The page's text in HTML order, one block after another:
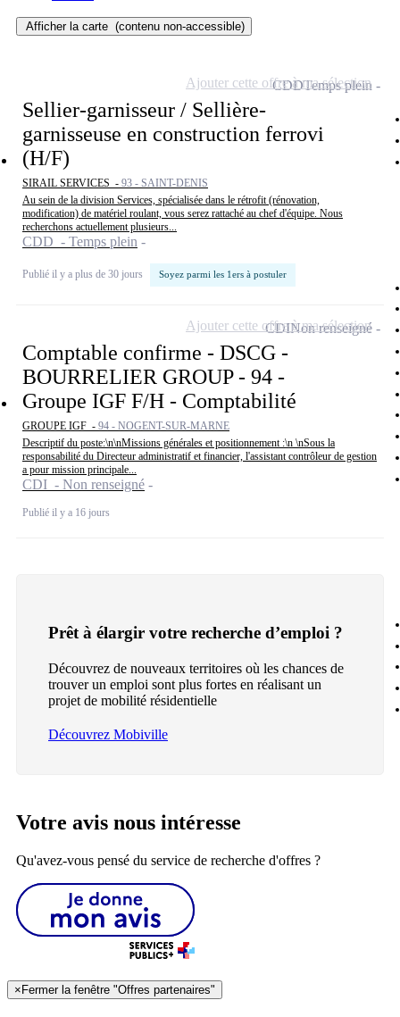
Afficher la carte (contenu non-accessible)
Sellier-garnisseur / Sellière-
garnisseuse en construction ferrovi
(H/F)
SIRAIL SERVICES - 93 - SAINT-DENIS
Au sein de la division Services, spécialisée dans le rétrofit (rénovation,
modification) de matériel roulant, vous serez rattaché au chef d'équipe. Nous
recherchons actuellement plusieurs...
CDD - Temps plein
Publié il y a plus de 30 jours Soyez parmi les 1ers à postuler
CDDTemps plein
Ajouter cette offre à ma sélection
Comptable confirme - DSCG -
BOURRELIER GROUP - 94 -
Groupe IGF F/H - Comptabilité
GROUPE IGF - 94 - NOGENT-SUR-MARNE
Descriptif du poste:\n\nMissions générales et positionnement :\n \nSous la
responsabilité du Directeur administratif et financier, l'assistant contrôleur de gestion
a pour mission principale...
CDI - Non renseigné
Publié il y a 16 jours
CDINon renseigné
Ajouter cette offre à ma sélection
Prêt à élargir votre recherche d’emploi ?
Découvrez de nouveaux territoires où les chances de
trouver un emploi sont plus fortes en réalisant un
projet de mobilité résidentielle
Découvrez Mobiville
Votre avis nous intéresse
Qu'avez-vous pensé du service de recherche d'offres ?
×Fermer la fenêtre "Offres partenaires"